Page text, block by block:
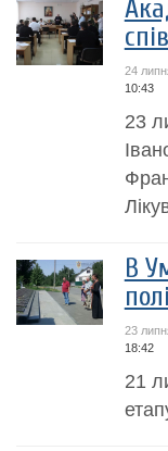
24
10:43
23
В
23
18:42
21